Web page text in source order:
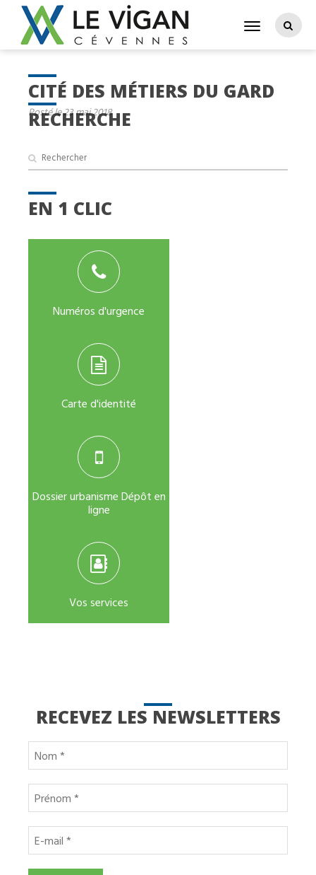
RECHERCHE
EN 1 CLIC
Numéros d'urgence
Carte d'identité
Dossier urbanisme Dépôt en
ligne
Vos services
CITÉ DES MÉTIERS DU GARD
Posté le 23 mai 2018
RECEVEZ LES NEWSLETTERS